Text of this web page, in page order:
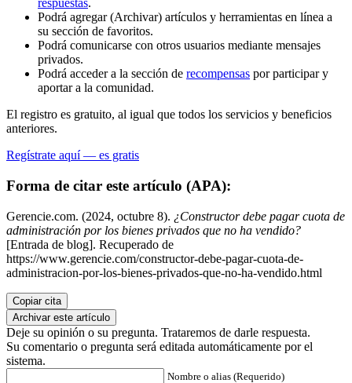
respuestas.
Podrá agregar (Archivar) artículos y herramientas en línea a
su sección de favoritos.
Podrá comunicarse con otros usuarios mediante mensajes
privados.
Podrá acceder a la sección de recompensas por participar y
aportar a la comunidad.
El registro es gratuito, al igual que todos los servicios y beneficios
anteriores.
Regístrate aquí — es gratis
Forma de citar este artículo (APA):
Gerencie.com. (2024, octubre 8). ¿Constructor debe pagar cuota de
administración por los bienes privados que no ha vendido?
[Entrada de blog]. Recuperado de
https://www.gerencie.com/constructor-debe-pagar-cuota-de-
administracion-por-los-bienes-privados-que-no-ha-vendido.html
Copiar cita
Archivar este artículo
Deje su opinión o su pregunta. Trataremos de darle respuesta.
Su comentario o pregunta será editada automáticamente por el
sistema.
Nombre o alias (Requerido)